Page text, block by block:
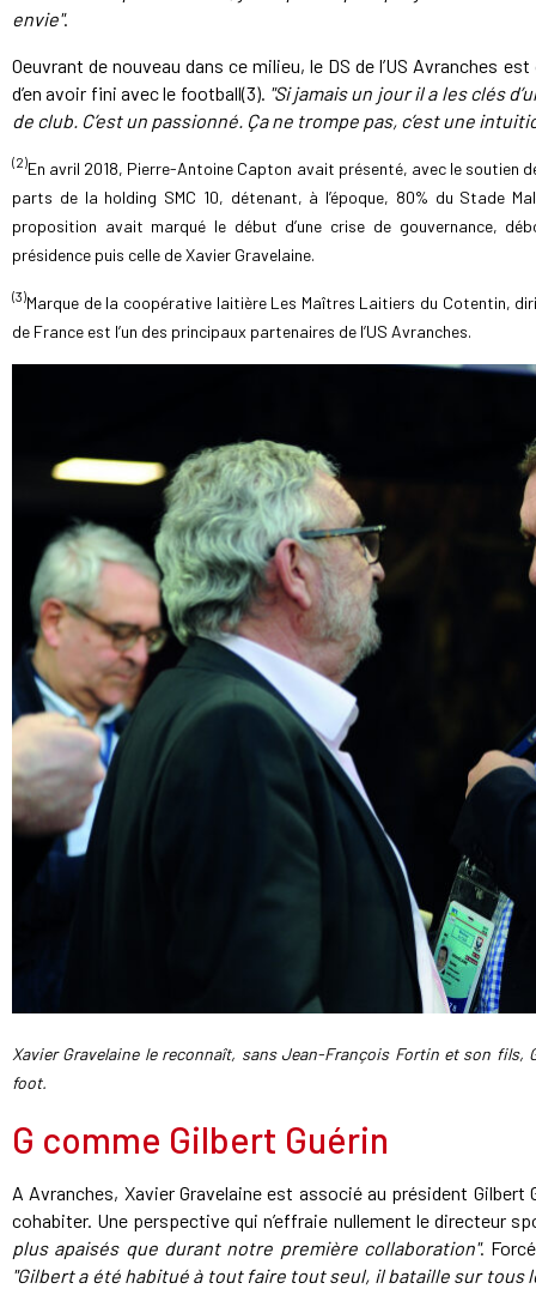
envie".
Oeuvrant de nouveau dans ce milieu, le DS de l’US Avranches
d’en avoir fini avec le football(3). "Si jamais un jour il a les clés
de club. C’est un passionné. Ça ne trompe pas, c’est une
(2)En avril 2018, Pierre-Antoine Capton avait présenté, avec le soutien
parts de la holding SMC 10, détenant, à l’époque, 80% du Stade
proposition avait marqué le début d’une crise de gouvernance,
présidence puis celle de Xavier Gravelaine.
(3)Marque de la coopérative laitière Les Maîtres Laitiers du Cotentin,
de France est l’un des principaux partenaires de l’US Avranches.
Xavier Gravelaine le reconnaît, sans Jean-François Fortin et son
foot.
G comme Gilbert Guérin
A Avranches, Xavier Gravelaine est associé au président
cohabiter. Une perspective qui n’effraie nullement le directeur
plus apaisés que durant notre première collaboration".
"Gilbert a été habitué à tout faire tout seul, il bataille sur